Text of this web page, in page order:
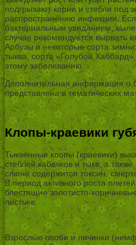
подгрызают корни и стебли под
распространению инфекции.
бактериальным увяданием,
случае рекомендуется вырвать
Арбузы и некоторые сорта
тыква, сорта «Голубой
этому заболеванию.
Дополнительная информация о
представлена в тематических
Клопы-краевики
Тыквенные клопы (краевики)
стеблей кабачков и тыкв, а
слюне содержится токсин,
В период активного роста
блестящие золотисто-
листьев.
Взрослые особи и личинки